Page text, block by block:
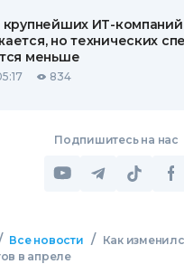
крупнейших ИТ-
но технических
меньше
834
Подпишитесь на нас
Все новости /
Как
в апреле